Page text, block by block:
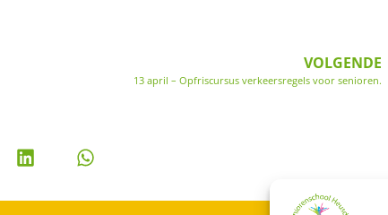
VOLGENDE
13 april – Opfriscursus verkeersregels voor senioren.